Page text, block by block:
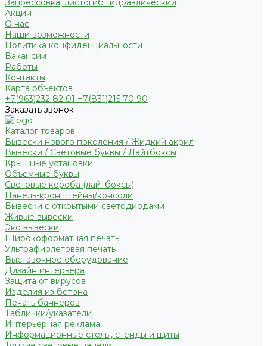
Запрессовка, листогиб гидравлический
Акции
О нас
Наши возможности
Политика конфиденциальности
Вакансии
Работы
Контакты
Карта объектов
+7(963)232 82 01 +7(831)215 70 90
Заказать звонок
Каталог товаров
Вывески нового поколения / Жидкий акрил
Вывески / Световые буквы / Лайтбоксы
Крышные установки
Объемные буквы
Световые короба (лайтбоксы)
Панель-кронштейны/консоли
Вывески с открытыми светодиодами
Живые вывески
Эко вывески
Широкоформатная печать
Ультрафиолетовая печать
Выставочное оборудование
Дизайн интерьера
Защита от вирусов
Изделия из бетона
Печать баннеров
Таблички/указатели
Интерьерная реклама
Информационные стелы, стенды и щиты